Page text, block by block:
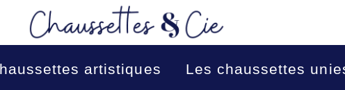
artistiques Les chaussettes